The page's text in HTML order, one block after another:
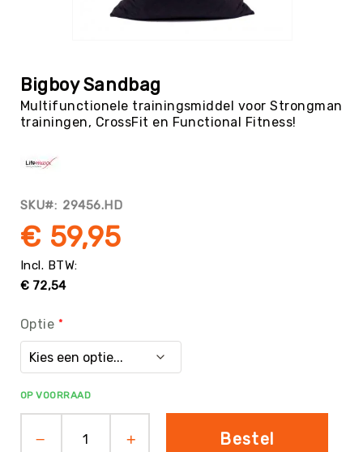
Basketbal
Beachvolleybal
Boksen
Pool
Cornhole
Muziek
Darts
Fitness
het
begin
van
de
Bigboy Sandbag
Multifunctionele trainingsmiddel voor Strongman
trainingen, CrossFit en Functional Fitness!
SKU 29456.HD
€ 72,54
€ 59,95
Optie
OP VOORRAAD
Bestel